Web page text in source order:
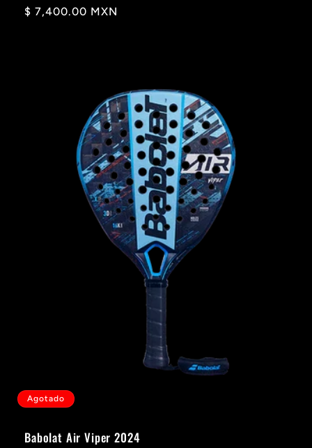
Precio
$ 7,400.00 MXN
Agotado
Babolat Air Viper 2024